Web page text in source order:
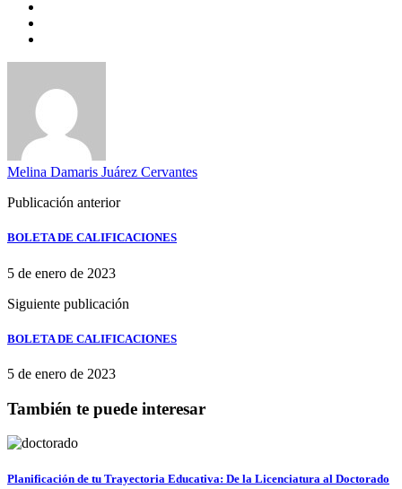
Melina Damaris Juárez Cervantes
Publicación anterior
BOLETA DE CALIFICACIONES
5 de enero de 2023
Siguiente publicación
BOLETA DE CALIFICACIONES
5 de enero de 2023
También te puede interesar
Planificación de tu Trayectoria Educativa: De la Licenciatura al Doctorado